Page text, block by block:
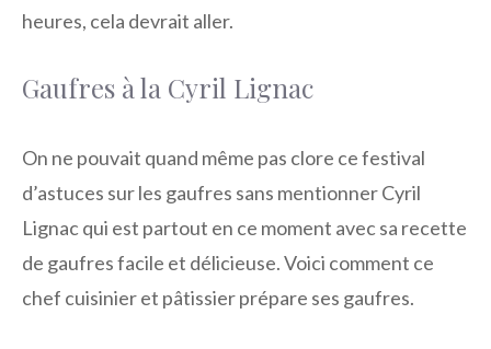
heures, cela devrait aller.
Gaufres à la Cyril Lignac
On ne pouvait quand même pas clore ce festival
d’astuces sur les gaufres sans mentionner Cyril
Lignac qui est partout en ce moment avec sa recette
de gaufres facile et délicieuse. Voici comment ce
chef cuisinier et pâtissier prépare ses gaufres.